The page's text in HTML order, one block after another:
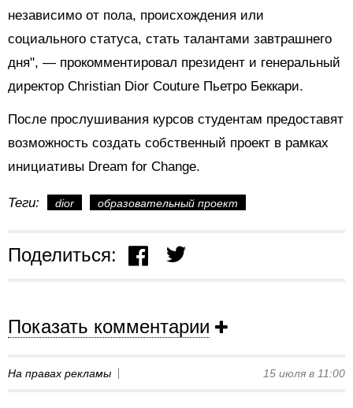
независимо от пола, происхождения или
социального статуса, стать талантами завтрашнего
дня", — прокомментировал президент и генеральный
директор Christian Dior Couture Пьетро Беккари.
После прослушивания курсов студентам предоставят
возможность создать собственный проект в рамках
инициативы Dream for Change.
Теги: dior образовательный проект
Поделиться:
Показать комментарии
На правах рекламы 15 июля в 11:00